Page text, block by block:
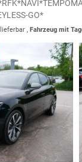
GO*
, Fahrzeug mit